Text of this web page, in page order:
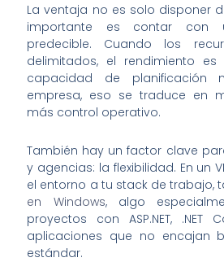
La ventaja no es solo disponer
importante es contar con
predecible. Cuando los
delimitados, el rendimiento
capacidad de planificación
empresa, eso se traduce en
más control operativo.
También hay un factor clave
y agencias: la flexibilidad. En un
el entorno a tu stack de trabajo,
en Windows, algo
proyectos con ASP.NET, .NET
aplicaciones que no encajan
estándar.